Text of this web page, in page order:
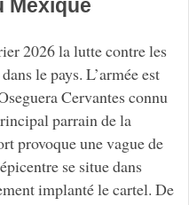
Mexique
2026 la lutte contre les
le pays. L’armée est
Cervantes connu
parrain de la
provoque une vague de
se situe dans
implanté le cartel. De